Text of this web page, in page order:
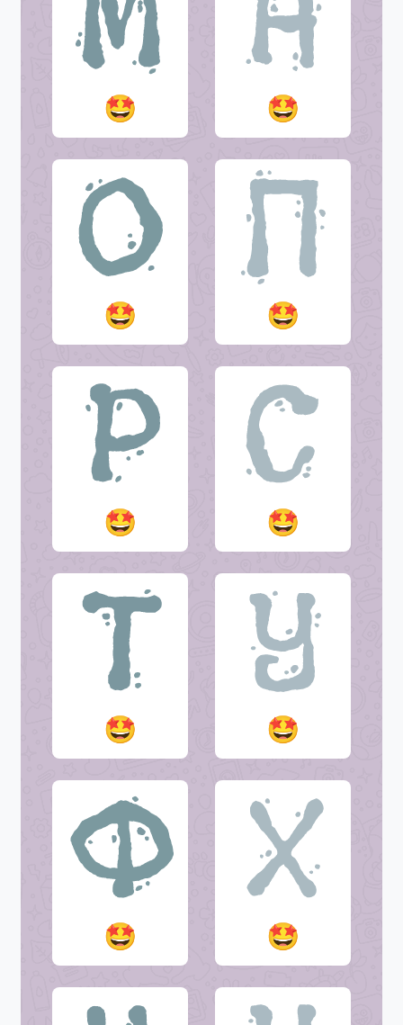
🤩 🤩
🤩 🤩
🤩 🤩
🤩 🤩
🤩 🤩